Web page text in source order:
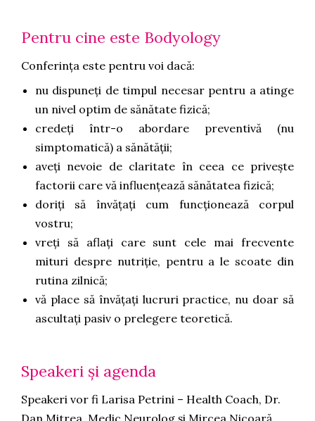
Pentru cine este Bodyology
Conferința este pentru voi dacă:
nu dispuneți de timpul necesar pentru a atinge
un nivel optim de sănătate fizică;
credeți într-o abordare preventivă (nu
simptomatică) a sănătății;
aveți nevoie de claritate în ceea ce privește
factorii care vă influențează sănătatea fizică;
doriți să învățați cum funcționează corpul
vostru;
vreți să aflați care sunt cele mai frecvente
mituri despre nutriție, pentru a le scoate din
rutina zilnică;
vă place să învățați lucruri practice, nu doar să
ascultați pasiv o prelegere teoretică.
Speakeri și agenda
Speakeri vor fi Larisa Petrini – Health Coach, Dr.
Dan Mitrea, Medic Neurolog și Mircea Nicoară,